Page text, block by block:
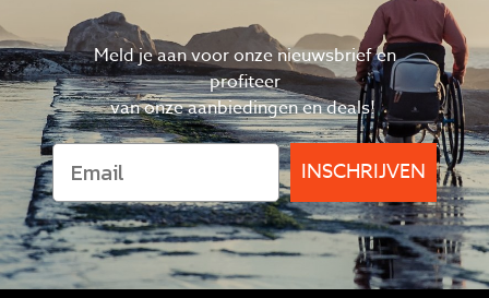
Meld je aan voor onze nieuwsbrief en
profiteer
vanonze aanbiedingen en deals!
INSCHRIJVEN